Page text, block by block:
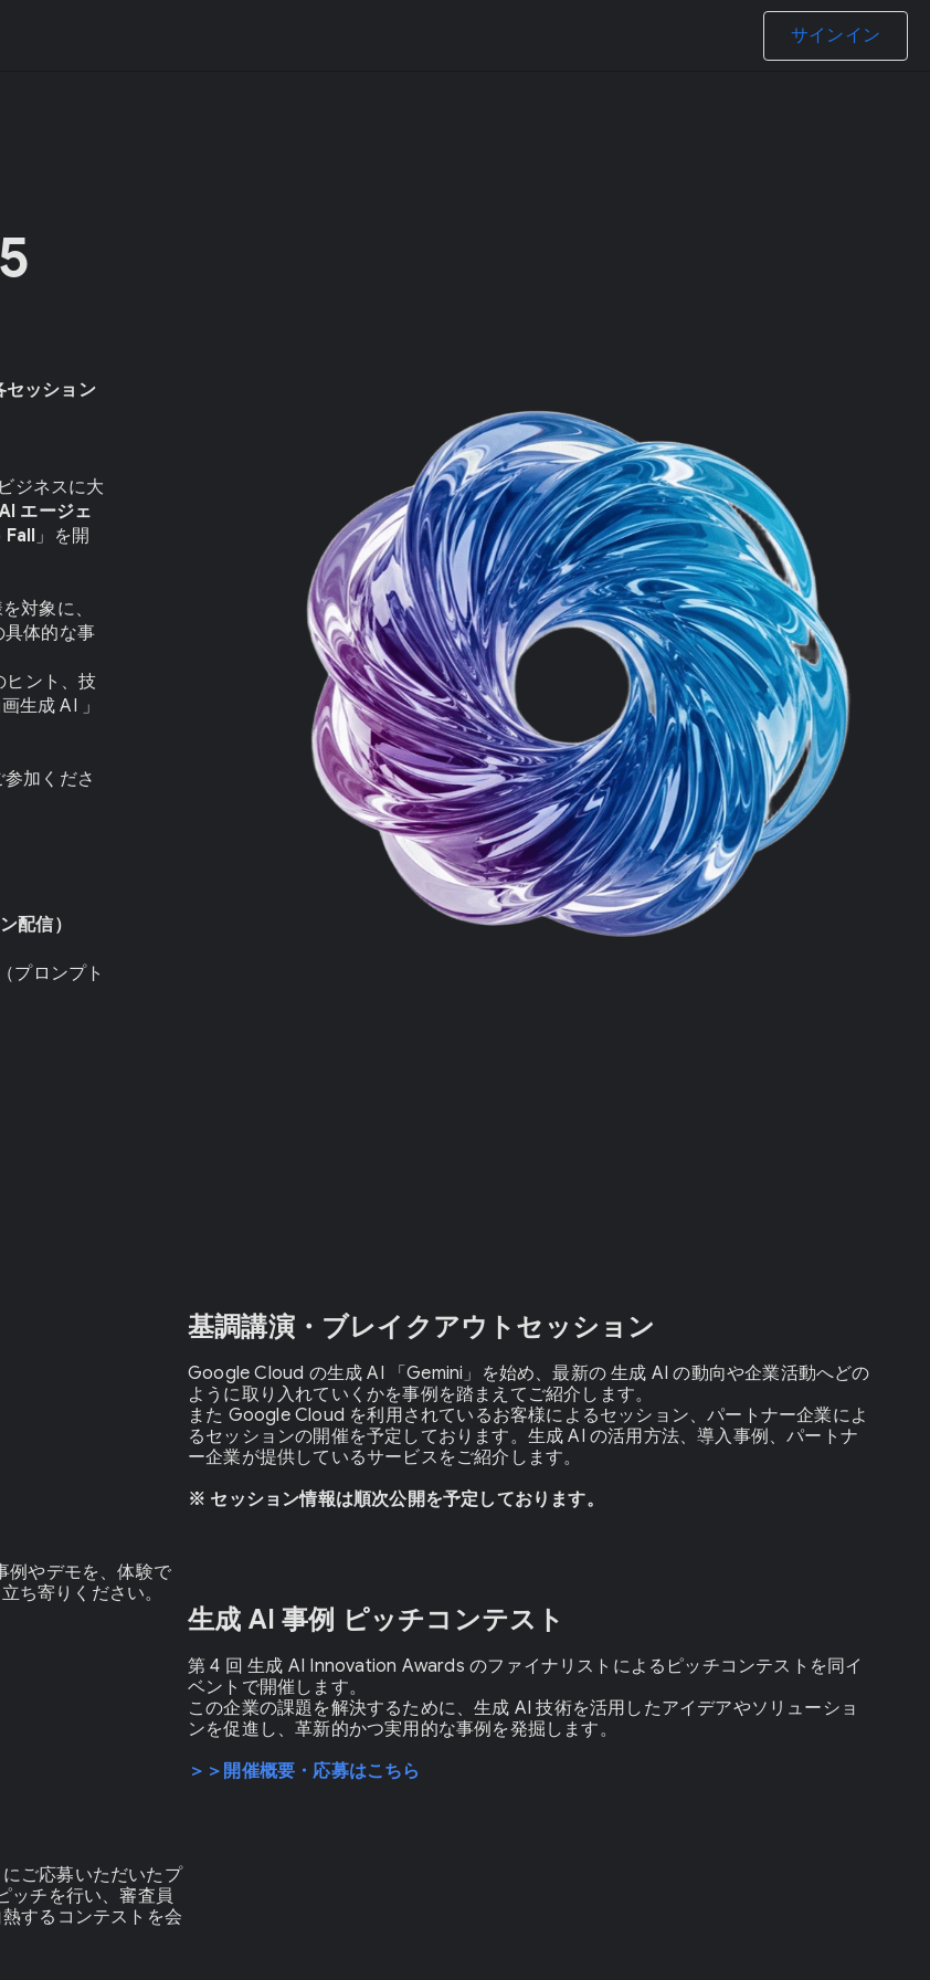
サインイン
セッション
ジネスに大
エージェ
Fall 」を開
対象に、
具体的な事
ヒント、技
生成 AI 」
加くださ
配信）
プロンプト
基調講演・ブレイクアウトセッション
Google Cloud の生成 AI 「Gemini」を始め、最新の 生成 AI の動向や企業活動へどの
ように取り入れていくかを事例を踏まえてご紹介します。
また Google Cloud を利用されているお客様によるセッション、パートナー企業によ
るセッションの開催を予定しております。生成 AI の活用方法、導入事例、パートナ
ー企業が提供しているサービスをご紹介します。
※ セッション情報は順次公開を予定しております。
例やデモを、体験で
ち寄りください。
生成 AI 事例 ピッチコンテスト
第 4 回 生成 AI Innovation Awards のファイナリストによるピッチコンテストを同イ
ベントで開催します。
この企業の課題を解決するために、生成 AI 技術を活用したアイデアやソリューショ
ンを促進し、革新的かつ実用的な事例を発掘します。
＞＞開催概要・応募はこちら
ご応募いただいたプ
ッチを行い、審査員
するコンテストを会